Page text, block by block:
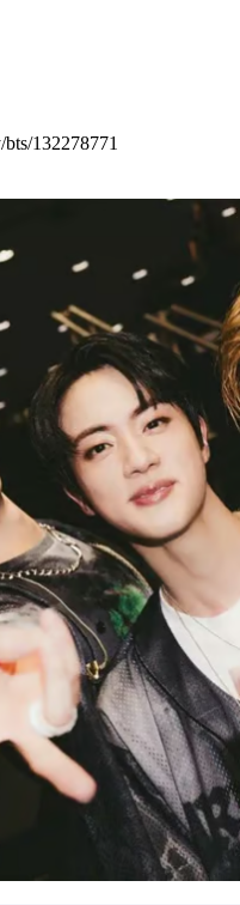
132278771